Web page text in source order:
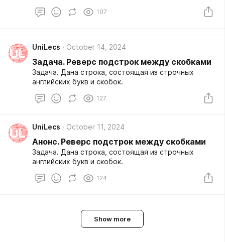
интервал remove. 107
UniLecs October 14, 2024
Задача. Реверс подстрок между скобками
Задача. Дана строка, состоящая из строчных
английских букв и скобок.
127
UniLecs October 11, 2024
Анонс. Реверс подстрок между скобками
Задача. Дана строка, состоящая из строчных
английских букв и скобок.
124
Show more